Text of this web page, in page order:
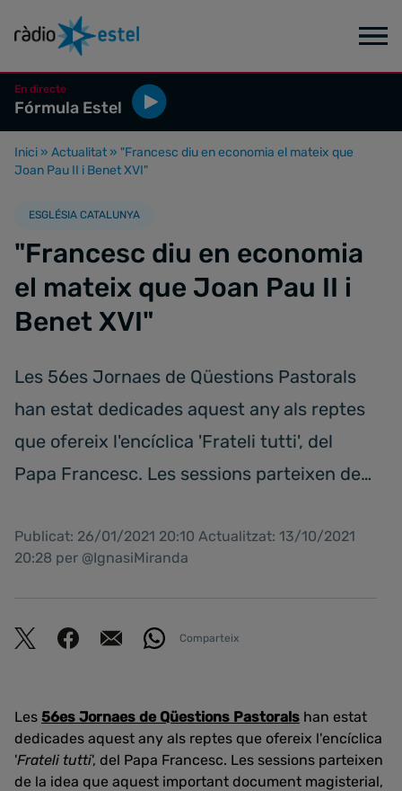
En directe
Fórmula Estel
Inici » Actualitat » "Francesc diu en economia el mateix que
Joan Pau II i Benet XVI"
ESGLÉSIA CATALUNYA
"Francesc diu en economia
el mateix que Joan Pau II i
Benet XVI"
Les 56es Jornaes de Qüestions Pastorals
han estat dedicades aquest any als reptes
que ofereix l'encíclica 'Frateli tutti', del
Papa Francesc. Les sessions parteixen de…
Publicat: 26/01/2021 20:10 Actualitzat: 13/10/2021
20:28 per @IgnasiMiranda
Comparteix
Les 56es Jornaes de Qüestions Pastorals han estat
dedicades aquest any als reptes que ofereix l'encíclica
'Frateli tutti', del Papa Francesc. Les sessions parteixen
de la idea que aquest important document magisterial,